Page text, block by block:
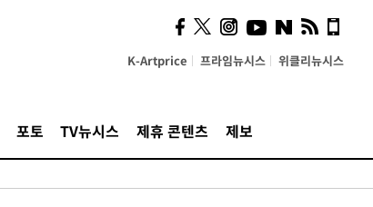
K-Artprice 프라임뉴시스 위클리뉴시스
포토 TV뉴시스 제휴 콘텐츠 제보
사이 해답 찾았죠"…알을
깨고 나온 '초자아'